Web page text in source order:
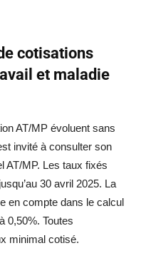
cotisations
et maladie
AT/MP évoluent sans
invité à consulter son
AT/MP. Les taux fixés
30 avril 2025. La
en compte dans le calcul
0,50%. Toutes
minimal cotisé.